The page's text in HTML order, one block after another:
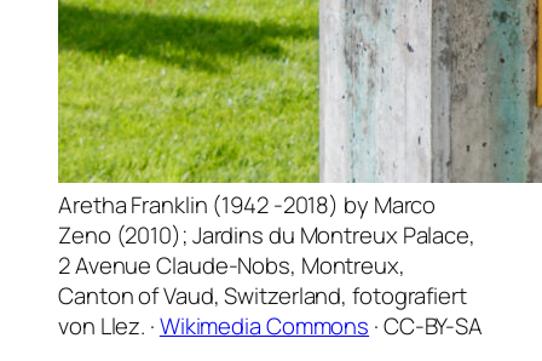
Aretha Franklin (1942 -2018) by Marco
Zeno (2010); Jardins du Montreux Palace,
2 Avenue Claude-Nobs, Montreux,
Canton of Vaud, Switzerland, fotografiert
von Llez. ·Wikimedia Commons · CC-BY-SA